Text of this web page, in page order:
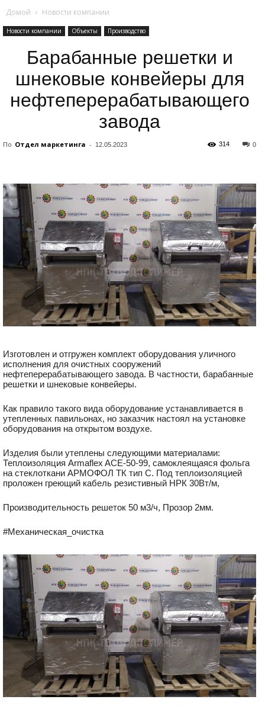
Домой Новости компании
Новости компании Объекты Производство
Барабанные решетки и
шнековые конвейеры для
нефтеперерабатывающего
завода
По Отдел маркетинга - 12.05.2023 0
314
Изготовлен и отгружен комплект оборудования уличного
исполнения для очистных сооружений
нефтеперерабатывающего завода. В частности, барабанные
решетки и шнековые конвейеры.
Как правило такого вида оборудование устанавливается в
утепленных павильонах, но заказчик настоял на установке
оборудования на открытом воздухе.
Изделия были утеплены следующими материалами:
Теплоизоляция Armaflex ACE-50-99, самоклеящаяся фольга
на стеклоткани АРМОФОЛ ТК тип С. Под теплоизоляцией
проложен греющий кабель резистивный НРК 30Вт/м,
Производительность решеток 50 м3/ч, Прозор 2мм.
#Механическая_очистка